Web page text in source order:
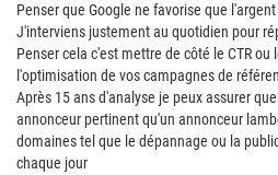
Penser que Google ne favorise que
J'interviens justement au quotidien pour
Penser cela c'est mettre de côté le CTR ou
l'optimisation de vos campagnes de
Après 15 ans d'analyse je peux assurer
annonceur pertinent qu'un annonceur
domaines tel que le dépannage ou la
chaque jour